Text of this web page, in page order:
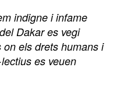
indigne i infame
Dakar es vegi
els drets humans i
es veuen